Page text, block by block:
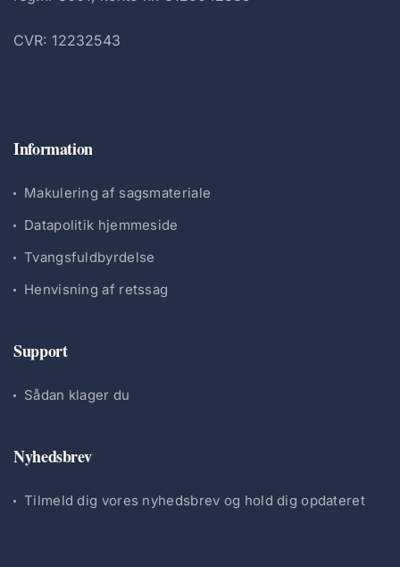
CVR: 12232543
Information
Makulering af sagsmateriale
Datapolitik hjemmeside
Tvangsfuldbyrdelse
Henvisning af retssag
Support
Sådan klager du
Nyhedsbrev
Tilmeld dig vores nyhedsbrev og hold dig opdateret